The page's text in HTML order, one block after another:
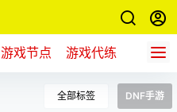
游戏节点 游戏代练 新游推
全部标签 DNF手游